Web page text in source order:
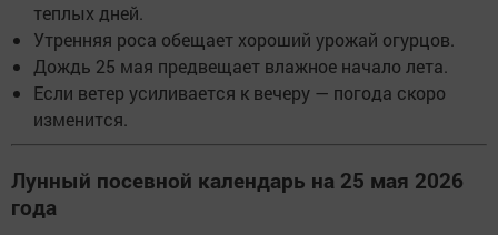
теплых дней.
Утренняя роса обещает хороший урожай огурцов.
Дождь 25 мая предвещает влажное начало лета.
Если ветер усиливается к вечеру — погода скоро
изменится.
Лунный посевной календарь на 25 мая 2026
года